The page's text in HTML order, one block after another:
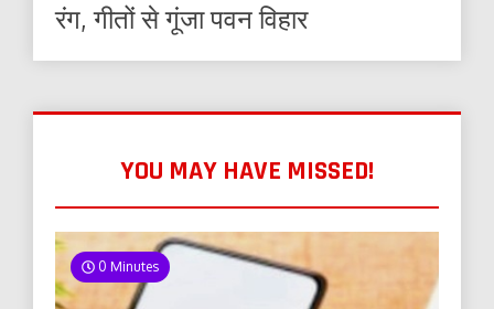
रंग, गीतों से गूंजा पवन विहार
YOU MAY HAVE MISSED!
0 Minutes